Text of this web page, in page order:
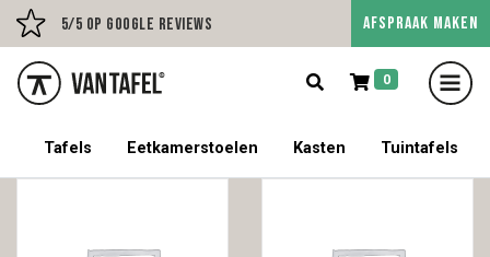
5/5 op Google Reviews Persoonlijk advies op
AFSPRAAK MAKEN
0
5% korting op een tafel met stoelen!
Tafels Eetkamerstoelen Kasten Tuintafels